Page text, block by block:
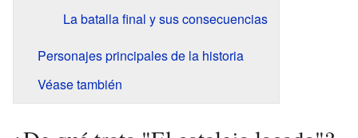
La batalla final y sus consecuencias
Personajes principales de la historia
Véase también